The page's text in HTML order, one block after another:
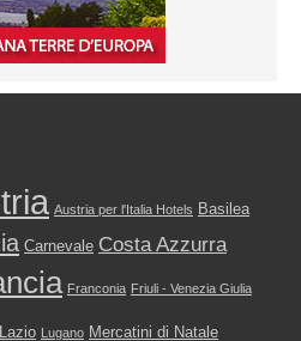
Austria per l'Italia Hotels Basilea
Carnevale Costa Azzurra
Franconia Friuli - Venezia Giulia
Lazio Lugano Mercatini di Natale